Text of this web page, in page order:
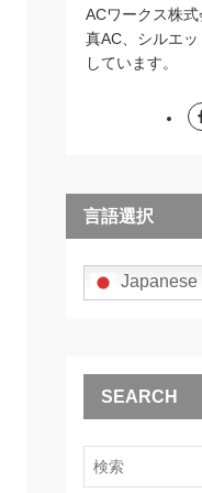
ACワークス株
真AC、シルエ
しています。
言語選択
Japanese
SEARCH